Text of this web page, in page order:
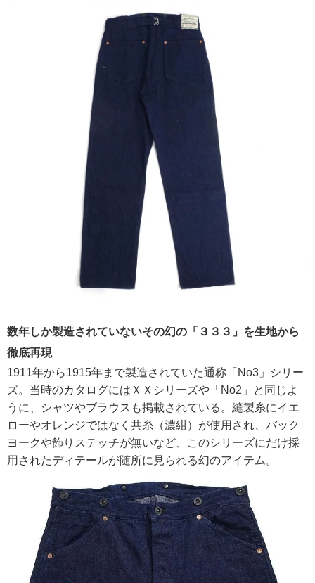
数年しか製造されていないその幻の「３３３」を生地から
徹底再現
1911年から1915年まで製造されていた通称「No3」シリー
ズ。当時のカタログにはＸＸシリーズや「No2」と同じよ
うに、シャツやブラウスも掲載されている。縫製糸にイエ
ローやオレンジではなく共糸（濃紺）が使用され、バック
ヨークや飾りステッチが無いなど、このシリーズにだけ採
用されたディテールが随所に見られる幻のアイテム。